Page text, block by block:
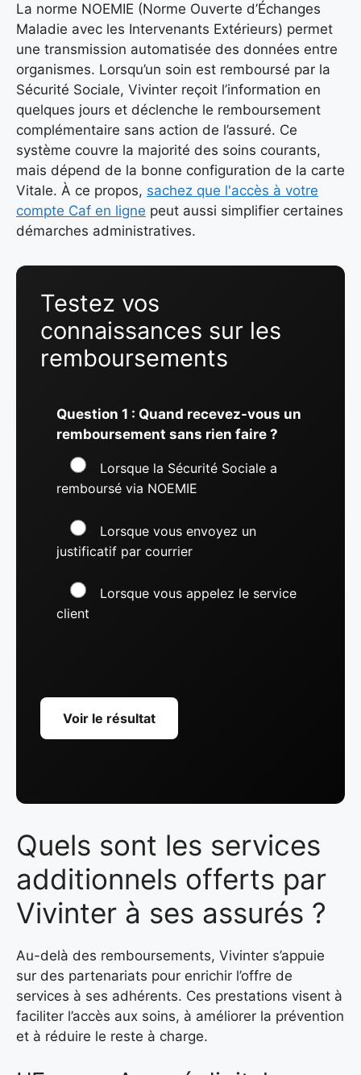
La norme NOEMIE (Norme Ouverte d’Échanges
Maladie avec les Intervenants Extérieurs) permet
une transmission automatisée des données entre
organismes. Lorsqu’un soin est remboursé par la
Sécurité Sociale, Vivinter reçoit l’information en
quelques jours et déclenche le remboursement
complémentaire sans action de l’assuré. Ce
système couvre la majorité des soins courants,
mais dépend de la bonne configuration de la carte
Vitale. À ce propos, sachez que l'accès à votre
compte Caf en ligne peut aussi simplifier certaines
démarches administratives.
Testez vos
connaissances sur les
remboursements
Question 1 : Quand recevez-vous un
remboursement sans rien faire ?
Lorsque la Sécurité Sociale a
remboursé via NOEMIE
Lorsque vous envoyez un
justificatif par courrier
Lorsque vous appelez le service
client
Voir le résultat
Quels sont les services
additionnels offerts par
Vivinter à ses assurés ?
Au-delà des remboursements, Vivinter s’appuie
sur des partenariats pour enrichir l’offre de
services à ses adhérents. Ces prestations visent à
faciliter l’accès aux soins, à améliorer la prévention
et à réduire le reste à charge.